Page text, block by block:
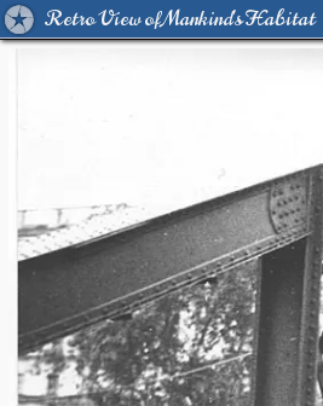
Retro View of Mankind's Habitat